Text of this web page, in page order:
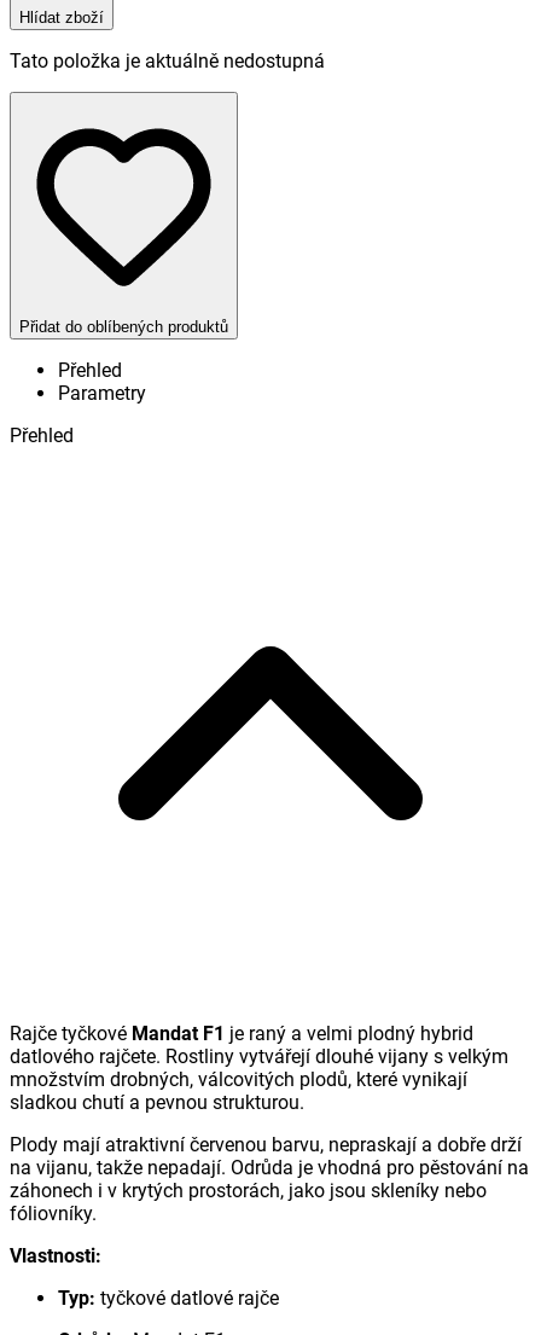
Hlídat zboží
Tato položka je aktuálně nedostupná
Přidat do oblíbených produktů
Přehled
Parametry
Přehled
Rajče tyčkové Mandat F1 je raný a velmi plodný hybrid
datlového rajčete. Rostliny vytvářejí dlouhé vijany s velkým
množstvím drobných, válcovitých plodů, které vynikají
sladkou chutí a pevnou strukturou.
Plody mají atraktivní červenou barvu, nepraskají a dobře drží
na vijanu, takže nepadají. Odrůda je vhodná pro pěstování na
záhonech i v krytých prostorách, jako jsou skleníky nebo
fóliovníky.
Vlastnosti:
Typ: tyčkové datlové rajče